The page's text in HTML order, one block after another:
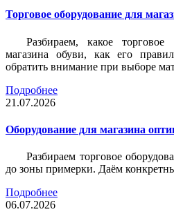
Торговое оборудование для
Разбираем, какое
магазина обуви, как его
обратить внимание при выборе
Подробнее
21.07.2026
Оборудование для магазина
Разбираем торговое
до зоны примерки. Даём
Подробнее
06.07.2026